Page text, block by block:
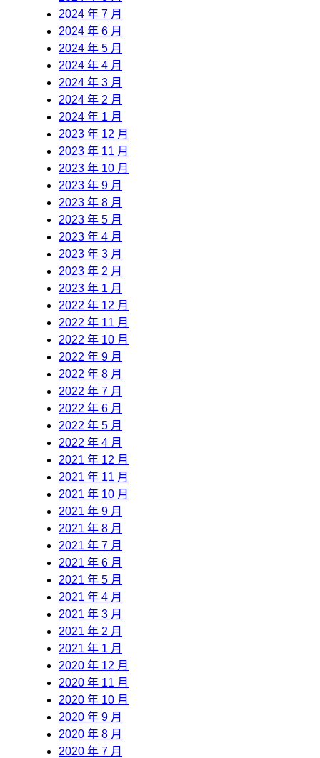
2024 年 7 月
2024 年 6 月
2024 年 5 月
2024 年 4 月
2024 年 3 月
2024 年 2 月
2024 年 1 月
2023 年 12 月
2023 年 11 月
2023 年 10 月
2023 年 9 月
2023 年 8 月
2023 年 5 月
2023 年 4 月
2023 年 3 月
2023 年 2 月
2023 年 1 月
2022 年 12 月
2022 年 11 月
2022 年 10 月
2022 年 9 月
2022 年 8 月
2022 年 7 月
2022 年 6 月
2022 年 5 月
2022 年 4 月
2021 年 12 月
2021 年 11 月
2021 年 10 月
2021 年 9 月
2021 年 8 月
2021 年 7 月
2021 年 6 月
2021 年 5 月
2021 年 4 月
2021 年 3 月
2021 年 2 月
2021 年 1 月
2020 年 12 月
2020 年 11 月
2020 年 10 月
2020 年 9 月
2020 年 8 月
2020 年 7 月